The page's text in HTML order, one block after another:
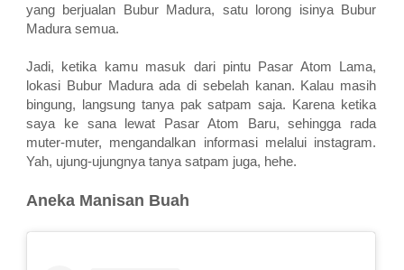
yang berjualan Bubur Madura, satu lorong isinya Bubur
Madura semua.
Jadi, ketika kamu masuk dari pintu Pasar Atom Lama,
lokasi Bubur Madura ada di sebelah kanan. Kalau masih
bingung, langsung tanya pak satpam saja. Karena ketika
saya ke sana lewat Pasar Atom Baru, sehingga rada
muter-muter, mengandalkan informasi melalui instagram.
Yah, ujung-ujungnya tanya satpam juga, hehe.
Aneka Manisan Buah